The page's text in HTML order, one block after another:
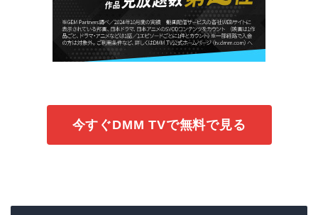
今すぐDMM TVで無料で見る